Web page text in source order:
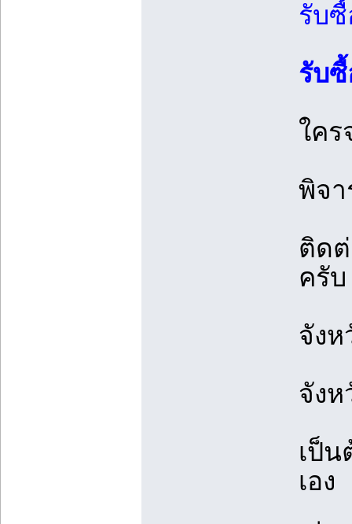
รับ
รับซื้
ใคร
พิจา
ติดต่
ครับ
จัง
จัง
เป็น
เอง